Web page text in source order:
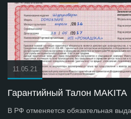
11.05.21
Гарантийный Талон MAKITA
В РФ отменяется обязательная